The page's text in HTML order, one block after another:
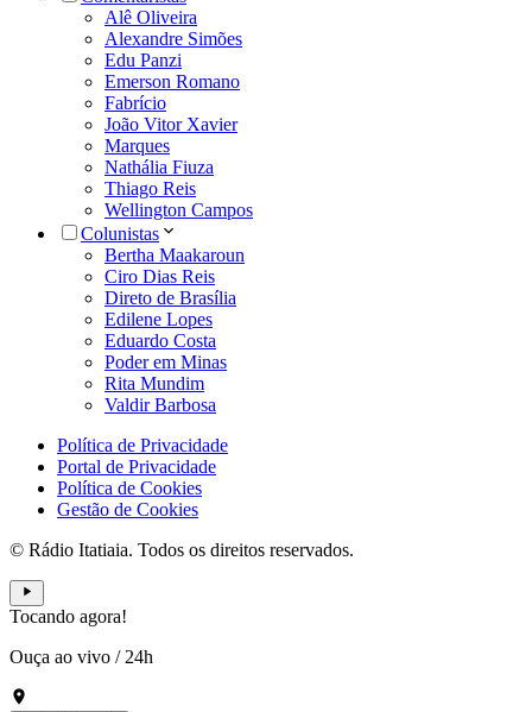
Alê Oliveira
Alexandre Simões
Edu Panzi
Emerson Romano
Fabrício
João Vitor Xavier
Marques
Nathália Fiuza
Thiago Reis
Wellington Campos
Colunistas
Bertha Maakaroun
Ciro Dias Reis
Direto de Brasília
Edilene Lopes
Eduardo Costa
Poder em Minas
Rita Mundim
Valdir Barbosa
Política de Privacidade
Portal de Privacidade
Política de Cookies
Gestão de Cookies
© Rádio Itatiaia. Todos os direitos reservados.
Tocando agora!
Ouça ao vivo / 24h